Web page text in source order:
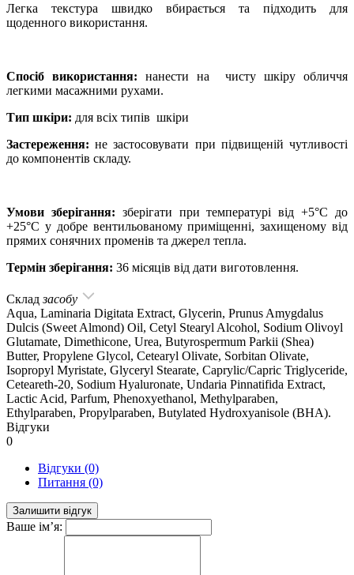
Легка текстура швидко вбирається та підходить для
щоденного використання.
Спосіб використання: нанести на чисту шкіру обличчя
легкими масажними рухами.
Тип шкіри: для всіх типів шкіри
Застереження: не застосовувати при підвищеній чутливості
до компонентів складу.
Умови зберігання: зберігати при температурі від +5°C до
+25°C у добре вентильованому приміщенні, захищеному від
прямих сонячних променів та джерел тепла.
Термін зберігання: 36 місяців від дати виготовлення.
Складзасобу
Aqua, Laminaria Digitata Extract, Glycerin, Prunus Amygdalus
Dulcis (Sweet Almond) Oil, Cetyl Stearyl Alcohol, Sodium Olivoyl
Glutamate, Dimethicone, Urea, Butyrospermum Parkii (Shea)
Butter, Propylene Glycol, Cetearyl Olivate, Sorbitan Olivate,
Isopropyl Myristate, Glyceryl Stearate, Caprylic/Capric Triglyceride,
Ceteareth-20, Sodium Hyaluronate, Undaria Pinnatifida Extract,
Lactic Acid, Parfum, Phenoxyethanol, Methylparaben,
Ethylparaben, Propylparaben, Butylated Hydroxyanisole (BHA).
Відгуки
0
Відгуки (0)
Питання (0)
Залишити відгук
Ваше ім’я: